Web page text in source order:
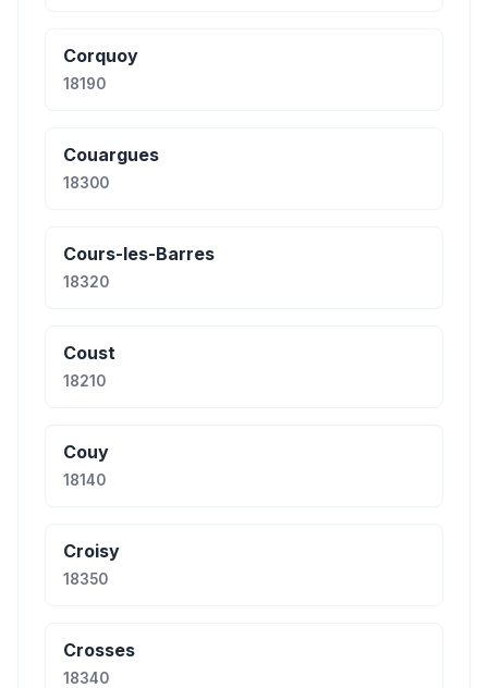
Corquoy
18190
Couargues
18300
Cours-les-Barres
18320
Coust
18210
Couy
18140
Croisy
18350
Crosses
18340